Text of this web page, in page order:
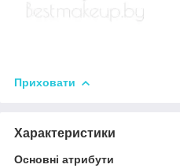
Приховати
Характеристики
Основні атрибути